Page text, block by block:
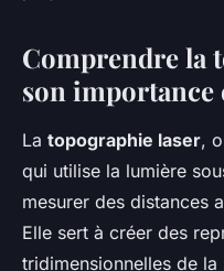
Comprendre la
son importance
La topographie laser,
qui utilise la lumière
mesurer des distances
Elle sert à créer des
tridimensionnelles de